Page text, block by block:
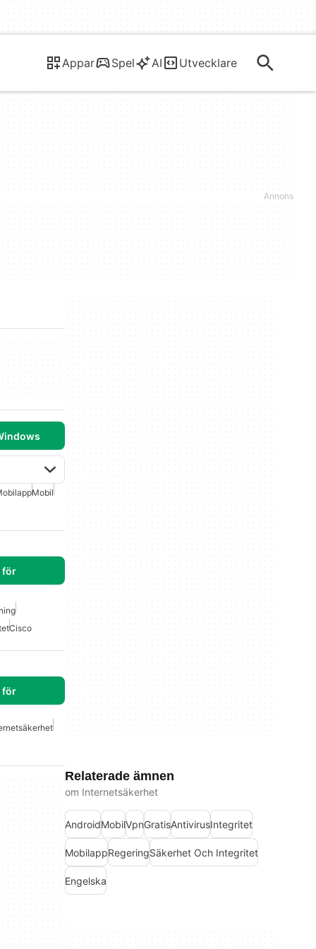
Appar Spel AI Utvecklare
Mobil
för
Cisco
för
Relaterade ämnen
om Internetsäkerhet
AndroidMobilVpnGratisAntivirusIntegritet
MobilappRegeringSäkerhet Och Integritet
Engelska